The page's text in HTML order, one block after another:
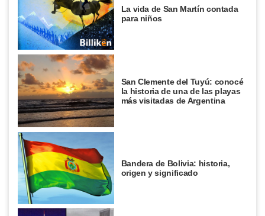
La vida de San Martín contada
para niños
San Clemente del Tuyú: conocé
la historia de una de las playas
más visitadas de Argentina
Bandera de Bolivia: historia,
origen y significado